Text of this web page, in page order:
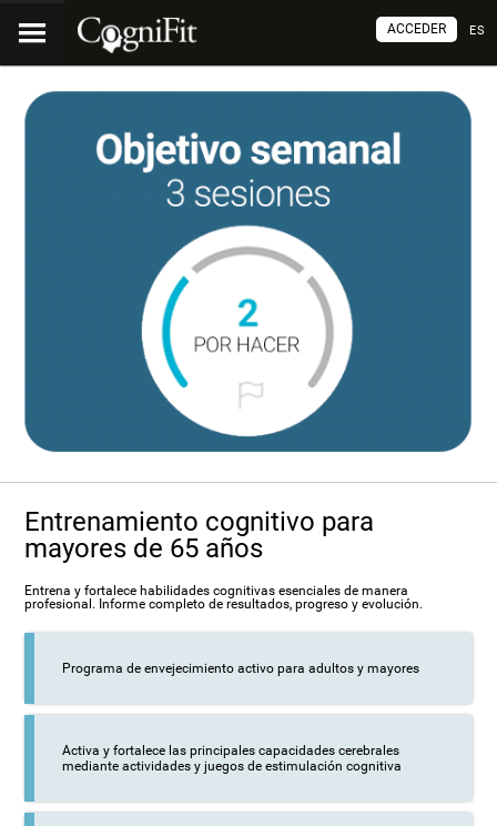
ES
ACCEDER
Entrenamiento cognitivo para
mayores de 65 años
Entrena y fortalece habilidades cognitivas esenciales de manera
profesional. Informe completo de resultados, progreso y evolución.
Programa de envejecimiento activo para adultos y mayores
Activa y fortalece las principales capacidades cerebrales
mediante actividades y juegos de estimulación cognitiva